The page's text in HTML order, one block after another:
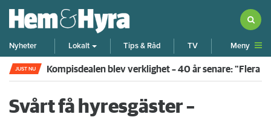
Nyheter Lokalt Tips & Råd TV Meny
JUST NU Kompisdealen blev verklighet – 40 år senare: "Flera
Svårt få hyresgäster –